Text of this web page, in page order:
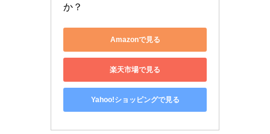
か？
Amazonで見る
楽天市場で見る
Yahoo!ショッピングで見る